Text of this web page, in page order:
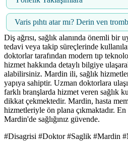
Varis pıhtı atar mı? Derin ven
Diş ağrısı, sağlık alanında önemli bir
tedavi veya takip süreçlerinde
doktorlar tarafından modern tıp
hizmet hakkında detaylı bilgiye
alabilirsiniz. Mardin ili, sağlık
yapıya sahiptir. Uzman doktorlara
farklı branşlarda hizmet veren sağlık
dikkat çekmektedir. Mardin, hasta
hizmetleriyle ön plana çıkmaktadır.
Mardin'de sağlığınız güvende.
#Disagrisi #Doktor #Saglik #Mardin